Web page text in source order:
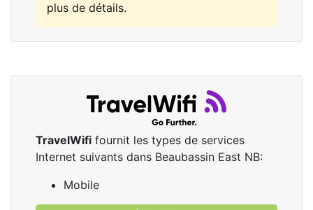
plus de détails.
TravelWifi fournit les types de services
Internet suivants dans Beaubassin East NB:
Mobile